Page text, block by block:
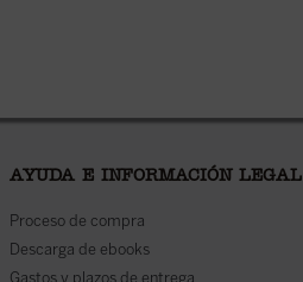
AYUDA E INFORMACIÓN LEGAL
Proceso de compra
Descarga de ebooks
Gastos y plazos de entrega